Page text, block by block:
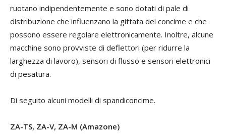
ruotano indipendentemente e sono dotati di pale di
distribuzione che influenzano la gittata del concime e che
possono essere regolare elettronicamente. Inoltre, alcune
macchine sono provviste di deflettori (per ridurre la
larghezza di lavoro), sensori di flusso e sensori elettronici
di pesatura.
Di seguito alcuni modelli di spandiconcime.
ZA-TS, ZA-V, ZA-M (Amazone)